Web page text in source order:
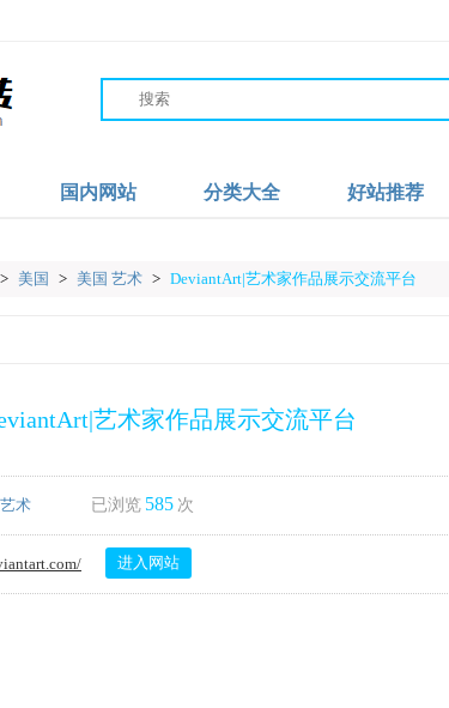
国内网站 分类大全 好站推荐
> 美国 > 美国 艺术 > DeviantArt|艺术家作品展示交流平台
艺术家作品展示交流平台
艺术 已浏览 585 次
进入网站